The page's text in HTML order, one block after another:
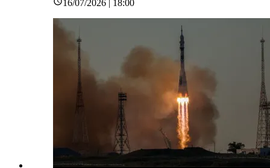
16/07/2026 | 18:00